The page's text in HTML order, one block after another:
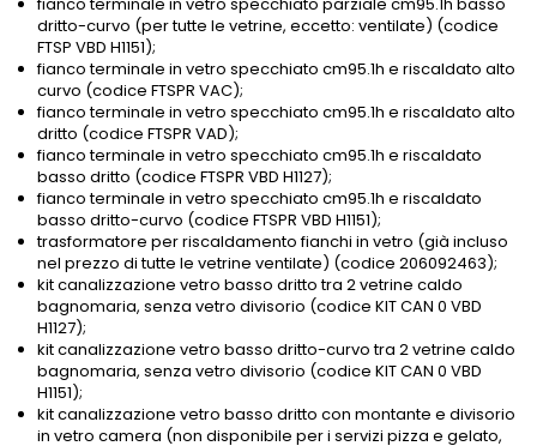
fianco terminale in vetro specchiato parziale cm95.1h basso
dritto-curvo (per tutte le vetrine, eccetto: ventilate) (codice
FTSP VBD H1151);
fianco terminale in vetro specchiato cm95.1h e riscaldato alto
curvo (codice FTSPR VAC);
fianco terminale in vetro specchiato cm95.1h e riscaldato alto
dritto (codice FTSPR VAD);
fianco terminale in vetro specchiato cm95.1h e riscaldato
basso dritto (codice FTSPR VBD H1127);
fianco terminale in vetro specchiato cm95.1h e riscaldato
basso dritto-curvo (codice FTSPR VBD H1151);
trasformatore per riscaldamento fianchi in vetro (già incluso
nel prezzo di tutte le vetrine ventilate) (codice 206092463);
kit canalizzazione vetro basso dritto tra 2 vetrine caldo
bagnomaria, senza vetro divisorio (codice KIT CAN 0 VBD
H1127);
kit canalizzazione vetro basso dritto-curvo tra 2 vetrine caldo
bagnomaria, senza vetro divisorio (codice KIT CAN 0 VBD
H1151);
kit canalizzazione vetro basso dritto con montante e divisorio
in vetro camera (non disponibile per i servizi pizza e gelato,